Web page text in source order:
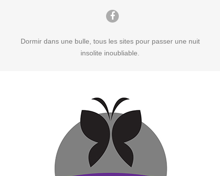
Dormir dans une bulle, tous les sites pour passer une nuit
insolite inoubliable.